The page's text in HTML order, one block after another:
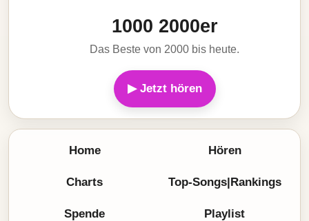
1000 2000er
Das Beste von 2000 bis heute.
▶ Jetzt hören
Home Hören
Charts Top-Songs|Rankings
Spende Playlist